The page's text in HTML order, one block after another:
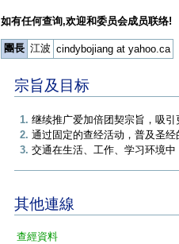
如有任何查询,欢迎和委员会成员联络!
團長 江波 cindybojiang at yahoo.ca
宗旨及目标
继续推广爱加倍团契宗旨，吸
通过固定的查经活动，普及圣
交通在生活、工作、学习环境
其他連線
查經資料